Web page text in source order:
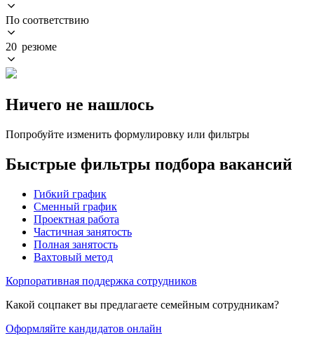
По соответствию
20 резюме
Ничего не нашлось
Попробуйте изменить формулировку или фильтры
Быстрые фильтры подбора вакансий
Гибкий график
Сменный график
Проектная работа
Частичная занятость
Полная занятость
Вахтовый метод
Корпоративная поддержка сотрудников
Какой соцпакет вы предлагаете семейным сотрудникам?
Оформляйте кандидатов онлайн